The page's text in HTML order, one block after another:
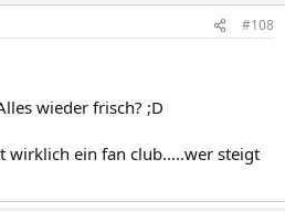
#108
wieder frisch? ;D
wirklich ein fan club.....wer steigt